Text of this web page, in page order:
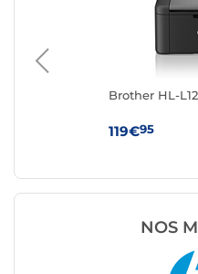
Brother HL-
119€95
NOS